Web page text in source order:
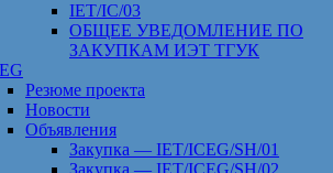
IET/IC/03
ОБЩЕЕ УВЕДОМЛЕНИЕ ПО
ЗАКУПКАМ ИЭТ ТГУК
Резюме проекта
Новости
Объявления
Закупка — IET/ICEG/SH/01
Закупка — IET/ICEG/SH/02